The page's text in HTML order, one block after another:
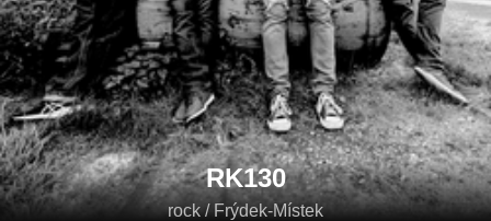
RK130
rock / Frýdek-Místek